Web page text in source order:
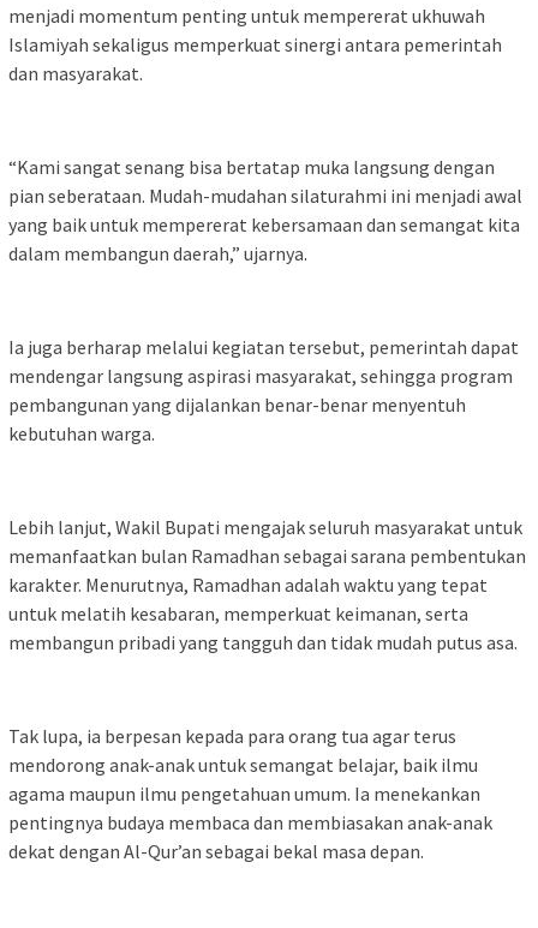
menjadi momentum penting untuk mempererat ukhuwah
Islamiyah sekaligus memperkuat sinergi antara pemerintah
dan masyarakat.
“Kami sangat senang bisa bertatap muka langsung dengan
pian seberataan. Mudah-mudahan silaturahmi ini menjadi awal
yang baik untuk mempererat kebersamaan dan semangat kita
dalam membangun daerah,” ujarnya.
Ia juga berharap melalui kegiatan tersebut, pemerintah dapat
mendengar langsung aspirasi masyarakat, sehingga program
pembangunan yang dijalankan benar-benar menyentuh
kebutuhan warga.
Lebih lanjut, Wakil Bupati mengajak seluruh masyarakat untuk
memanfaatkan bulan Ramadhan sebagai sarana pembentukan
karakter. Menurutnya, Ramadhan adalah waktu yang tepat
untuk melatih kesabaran, memperkuat keimanan, serta
membangun pribadi yang tangguh dan tidak mudah putus asa.
Tak lupa, ia berpesan kepada para orang tua agar terus
mendorong anak-anak untuk semangat belajar, baik ilmu
agama maupun ilmu pengetahuan umum. Ia menekankan
pentingnya budaya membaca dan membiasakan anak-anak
dekat dengan Al-Qur’an sebagai bekal masa depan.